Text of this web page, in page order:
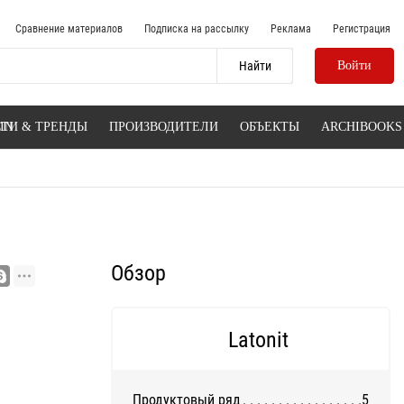
Сравнение материалов Подписка на рассылку Реклама Регистрация
Войти
& ТРЕНДЫ ПРОИЗВОДИТЕЛИ ОБЪЕКТЫ ARCHIBOOKS
Обзор
Latonit
Продуктовый ряд
5